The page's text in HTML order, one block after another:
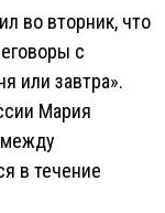
во вторник, что
с
или завтра».
Мария
между
в течение